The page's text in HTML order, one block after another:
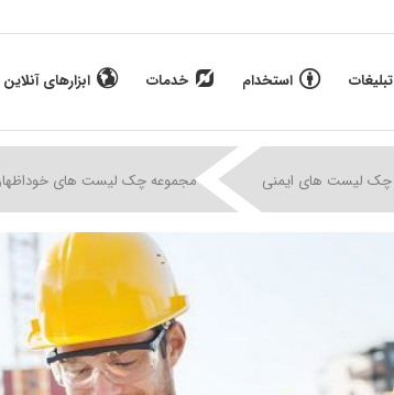
تبلیغات استخدام خدمات ابزارهای آنلاین
| چک لیست های ایمنی مجموعه چک لیست های